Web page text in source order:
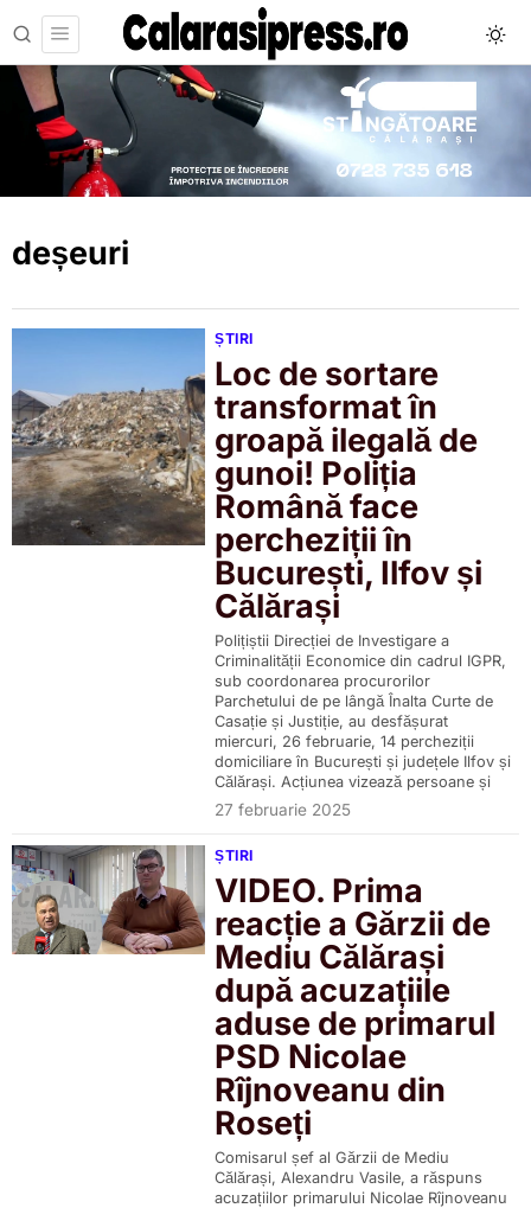
deșeuri
ȘTIRI
Loc de sortare
transformat în
groapă ilegală de
gunoi! Poliția
Română face
percheziții în
București, Ilfov și
Călărași
Polițiștii Direcției de Investigare a
Criminalității Economice din cadrul IGPR,
sub coordonarea procurorilor
Parchetului de pe lângă Înalta Curte de
Casație și Justiție, au desfășurat
miercuri, 26 februarie, 14 percheziții
domiciliare în București și județele Ilfov și
Călărași. Acțiunea vizează persoane și
27 februarie 2025
ȘTIRI
VIDEO. Prima
reacție a Gărzii de
Mediu Călărași
după acuzațiile
aduse de primarul
PSD Nicolae
Rîjnoveanu din
Roseți
Comisarul șef al Gărzii de Mediu
Călărași, Alexandru Vasile, a răspuns
acuzațiilor primarului Nicolae Rîjnoveanu